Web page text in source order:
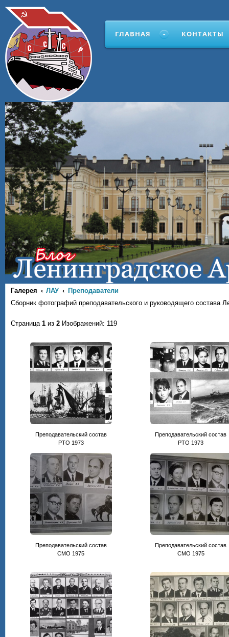
ГЛАВНАЯ КОНТАКТЫ
Галерея ЛАУ
Преподаватели
Сборник фотографий преподавательского и руководящего состава
Страница 1 из 2 Изображений: 119
Преподавательский состав
РТО 1973
Преподавательский состав
РТО 1973
Преподавательский состав
CМО 1975
Преподавательский состав
СМО 1975